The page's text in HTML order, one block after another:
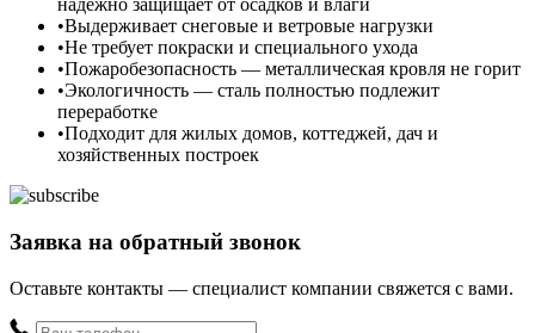
надёжно защищает от осадков и влаги
Выдерживает снеговые и ветровые нагрузки
Не требует покраски и специального ухода
Пожаробезопасность — металлическая кровля не горит
Экологичность — сталь полностью подлежит
переработке
Подходит для жилых домов, коттеджей, дач и
хозяйственных построек
Заявка на обратный звонок
Оставьте контакты — специалист компании свяжется с вами.